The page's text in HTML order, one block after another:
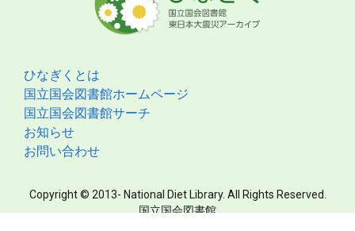
ひなぎくとは
国立国会図書館ホームページ
国立国会図書館サーチ
お知らせ
お問い合わせ
Copyright © 2013- National Diet Library. All Rights Reserved.